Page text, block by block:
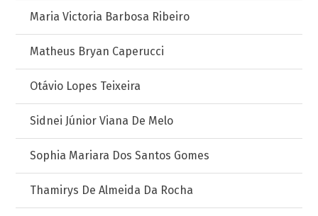
Maria Victoria Barbosa Ribeiro
Matheus Bryan Caperucci
Otávio Lopes Teixeira
Sidnei Júnior Viana De Melo
Sophia Mariara Dos Santos Gomes
Thamirys De Almeida Da Rocha